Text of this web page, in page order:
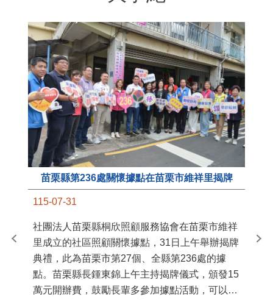
苗栗縣第236處關懷據點在苗栗市維祥里揭牌
115-07-31
社團法人苗栗縣桐欣照顧服務協會在苗栗市維祥
里成立的社區照顧關懷據點，31日上午舉辦揭牌
典禮，此為苗栗市第27個、全縣第236處的據
點。苗栗縣長鍾東錦上午主持揭牌儀式，頒發15
萬元開辦費，鼓勵長輩多參加據點活動，可以更
苗